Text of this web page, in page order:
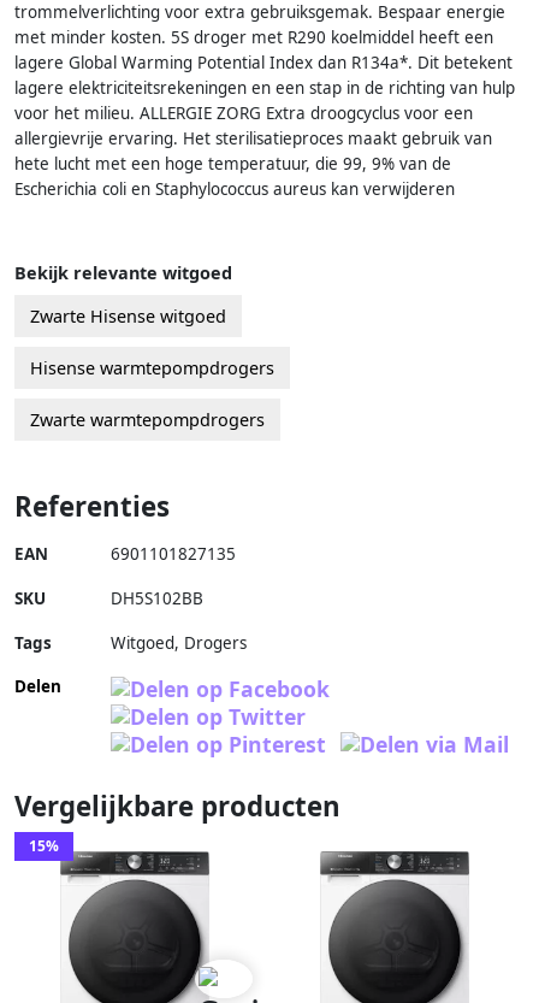
trommelverlichting voor extra gebruiksgemak. Bespaar energie
met minder kosten. 5S droger met R290 koelmiddel heeft een
lagere Global Warming Potential Index dan R134a*. Dit betekent
lagere elektriciteitsrekeningen en een stap in de richting van hulp
voor het milieu. ALLERGIE ZORG Extra droogcyclus voor een
allergievrije ervaring. Het sterilisatieproces maakt gebruik van
hete lucht met een hoge temperatuur, die 99, 9% van de
Escherichia coli en Staphylococcus aureus kan verwijderen
Bekijk relevante witgoed
Zwarte Hisense witgoed
Hisense warmtepompdrogers
Zwarte warmtepompdrogers
Referenties
EAN 6901101827135
SKU DH5S102BB
Tags
Witgoed, Drogers
Delen
Vergelijkbare producten
15%